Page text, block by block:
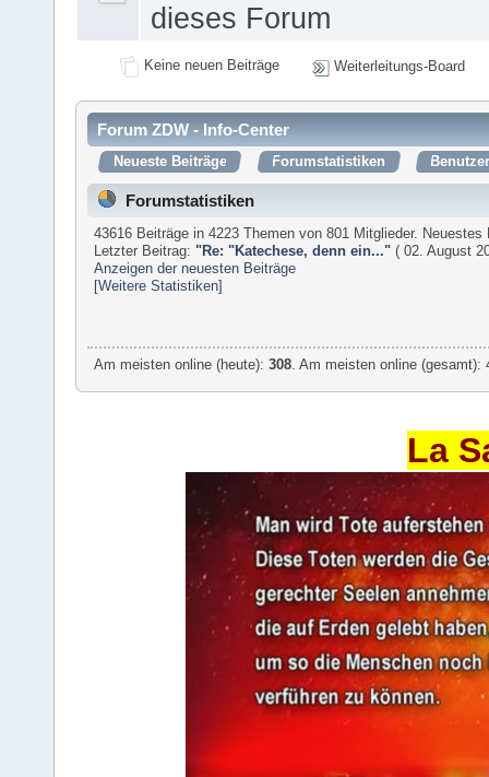
dieses Forum
Keine neuen Beiträge Weiterleitungs-Board
Forum ZDW - Info-Center
Neueste Beiträge Forumstatistiken
Forumstatistiken
43616 Beiträge in 4223 Themen von 801 Mitglieder.
Letzter Beitrag: "Re: "Katechese, denn ein..." ( 02. August
Anzeigen der neuesten Beiträge
[Weitere Statistiken]
Am meisten online (heute):308 . Am meisten online
La